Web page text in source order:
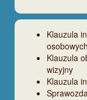
Klauzula
osobowych
Klauzula
wizyjny
Klauzula